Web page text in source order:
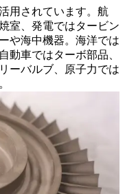
用されています。航
室、発電ではタービン
や海中機器。海洋では
動車ではターボ部品、
ーバルブ、原子力では